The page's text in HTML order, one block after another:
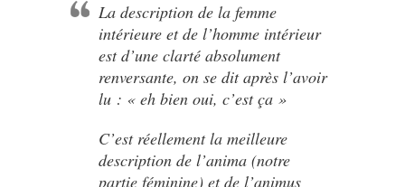
La description de la femme
intérieure et de l’homme intérieur
est d’une clarté absolument
renversante, on se dit après l’avoir
lu : « eh bien oui, c’est ça »
C’est réellement la meilleure
description de l’anima (notre
partie féminine) et de l’animus